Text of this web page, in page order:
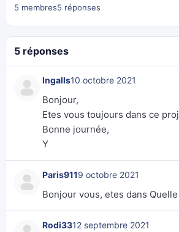
5 membres5 réponses
5 réponses
Ingalls10 octobre 2021
Bonjour,
Etes vous toujours dans ce
Bonne journée,
Y
Paris9119 octobre 2021
Bonjour vous, etes dans
Rodi3312 septembre 2021